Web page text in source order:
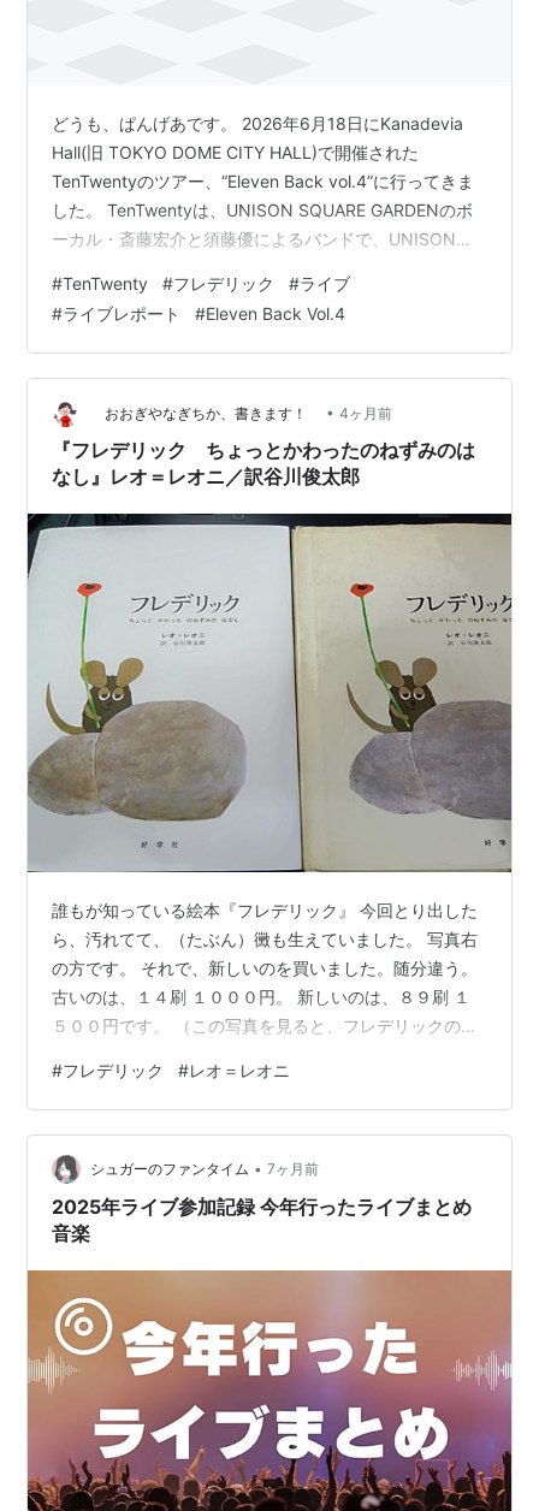
どうも、ぱんげあです。 2026年6月18日にKanadevia
Hall(旧 TOKYO DOME CITY HALL)で開催された
TenTwentyのツアー、“Eleven Back vol.4”に行ってきま
した。 TenTwentyは、UNISON SQUARE GARDENのボ
ーカル・斎藤宏介と須藤優によるバンドで、UNISONと
クな雰囲気まで幅広い楽曲が特徴です。 今回はそのライ
ブの感想レポートです。 今回のツアーについて 感想 入
場 本編 フレデリック TenTwenty まとめ セットリスト フ
レデリック TenTwenty 今回…
#TenTwenty #フレデリック #ライブ
#ライブレポート #Eleven Back Vol.4
おおぎやなぎちか、書きます！ • 4ヶ月前
『フレデリック ちょっとかわったのねずみのは
なし』レオ＝レオニ／訳谷川俊太郎
誰もが知っている絵本『フレデリック』 今回とり出した
ら、汚れてて、（たぶん）黴も生えていました。 写真右
の方です。 それで、新しいのを買いました。随分違う。
古いのは、１４刷 １０００円。 新しいのは、８９刷 １
５００円です。 （この写真を見ると、フレデリックの傾
ます）追記：写真の撮り方のせいでしたー。 一昨年くら
いに『星の王子さま』も同じような状態だったため、買
い直しました。 フレデリックは、本、文学ってこういう
ものだよね。と、私が思っていることを、表現してくれ
ています。現実には、人はインフラがなくては生き延び
ることはできません。でも、本、芸…
#フレデリック #レオ＝レオニ
シュガーのファンタイム • 7ヶ月前
2025年ライブ参加記録 今年行ったライブまとめ
音楽